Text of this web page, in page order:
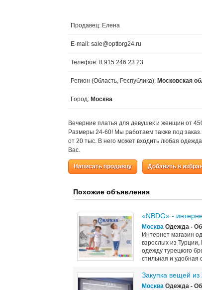
Продавец: Елена
E-mail: sale@opttorg24.ru
Телефон: 8 915 246 23 23
Регион (Область, Республика): Московская
Город: Москва
Вечерние платья для девушек и женщин от
Размеры 24-60! Мы работаем также под
от 20 тыс. В него может входить любая
Вас.
Написать продавцу Добавить в
Похожие объявления
«NBDG» -
Москва Одежда -
Интернет магазин
взрослых из
одежду турецкого
стильная и удобная
Закупка вещей
Москва Одежда -